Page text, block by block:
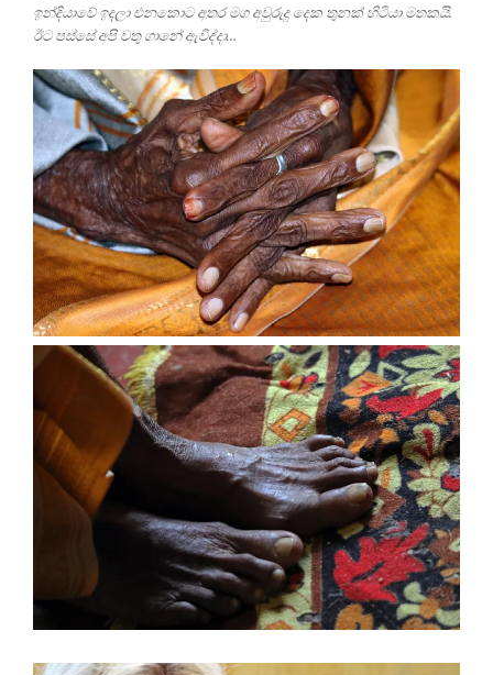
ඉන්දියාවේ ඉදලා එනකොට අතර මග අවුරුදු දෙක තුනක් හිටියා මතකයි.
ඊට පස්සේ අපි වතු ගානේ ඇවිද්දා…